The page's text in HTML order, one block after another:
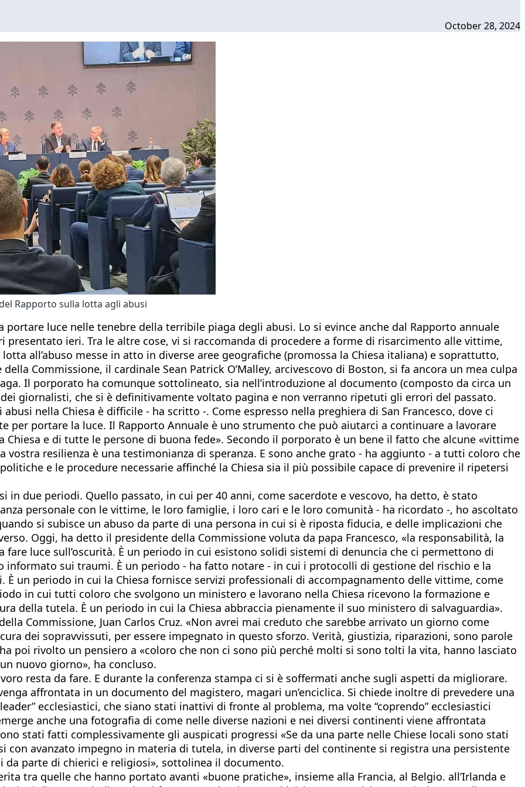
October 28, 2024
Rapporto sulla lotta agli abusi
luce nelle tenebre della terribile piaga degli abusi. Lo si evince anche dal Rapporto annuale
ieri. Tra le altre cose, vi si raccomanda di procedere a forme di risarcimento alle vittime,
all’abuso messe in atto in diverse aree geografiche (promossa la Chiesa italiana) e soprattutto,
Commissione, il cardinale Sean Patrick O’Malley, arcivescovo di Boston, si fa ancora un mea culpa
Il porporato ha comunque sottolineato, sia nell’introduzione al documento (composto da circa un
giornalisti, che si è definitivamente voltato pagina e non verranno ripetuti gli errori del passato.
nella Chiesa è difficile - ha scritto -. Come espresso nella preghiera di San Francesco, dove ci
per portare la luce. Il Rapporto Annuale è uno strumento che può aiutarci a continuare a lavorare
e di tutte le persone di buona fede». Secondo il porporato è un bene il fatto che alcune «vittime
resilienza è una testimonianza di speranza. E sono anche grato - ha aggiunto - a tutti coloro che
e le procedure necessarie affinché la Chiesa sia il più possibile capace di prevenire il ripetersi
due periodi. Quello passato, in cui per 40 anni, come sacerdote e vescovo, ha detto, è stato
personale con le vittime, le loro famiglie, i loro cari e le loro comunità - ha ricordato -, ho ascoltato
si subisce un abuso da parte di una persona in cui si è riposta fiducia, e delle implicazioni che
Oggi, ha detto il presidente della Commissione voluta da papa Francesco, «la responsabilità, la
luce sull’oscurità. È un periodo in cui esistono solidi sistemi di denuncia che ci permettono di
informato sui traumi. È un periodo - ha fatto notare - in cui i protocolli di gestione del rischio e la
un periodo in cui la Chiesa fornisce servizi professionali di accompagnamento delle vittime, come
in cui tutti coloro che svolgono un ministero e lavorano nella Chiesa ricevono la formazione e
della tutela. È un periodo in cui la Chiesa abbraccia pienamente il suo ministero di salvaguardia».
Commissione, Juan Carlos Cruz. «Non avrei mai creduto che sarebbe arrivato un giorno come
dei sopravvissuti, per essere impegnato in questo sforzo. Verità, giustizia, riparazioni, sono parole
poi rivolto un pensiero a «coloro che non ci sono più perché molti si sono tolti la vita, hanno lasciato
nuovo giorno», ha concluso.
resta da fare. E durante la conferenza stampa ci si è soffermati anche sugli aspetti da migliorare.
affrontata in un documento del magistero, magari un’enciclica. Si chiede inoltre di prevedere una
ecclesiastici, che siano stati inattivi di fronte al problema, ma volte “coprendo” ecclesiastici
anche una fotografia di come nelle diverse nazioni e nei diversi continenti viene affrontata
stati fatti complessivamente gli auspicati progressi «Se da una parte nelle Chiese locali sono stati
con avanzato impegno in materia di tutela, in diverse parti del continente si registra una persistente
da parte di chierici e religiosi», sottolinea il documento.
tra quelle che hanno portato avanti «buone pratiche», insieme alla Francia, al Belgio. all’Irlanda e